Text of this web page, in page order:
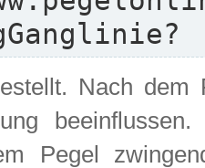
Nach dem
Pegel